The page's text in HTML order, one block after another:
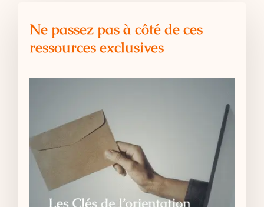
Ne passez pas à côté de ces
ressources exclusives